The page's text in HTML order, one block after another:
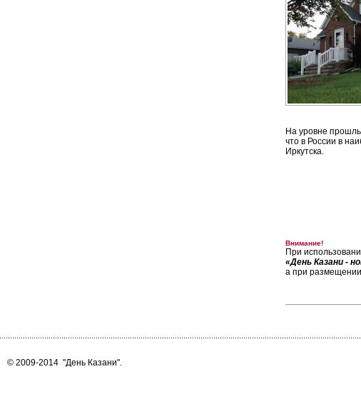
На уровне
что в России в
Иркутска.
Внимание!
При
«День Казани -
а при
© 2009-2014 "День Казани".